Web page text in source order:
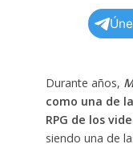
Durante años,
como una de
RPG de los
siendo una de